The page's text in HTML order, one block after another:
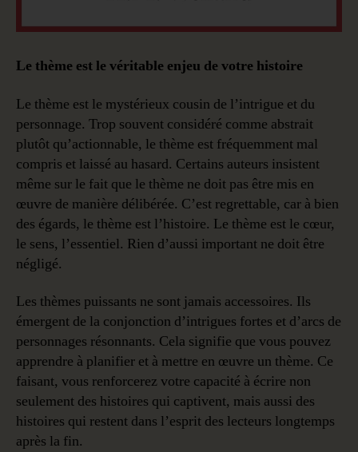
Le thème est le véritable enjeu de votre histoire
Le thème est le mystérieux cousin de l’intrigue et du
personnage. Trop souvent considéré comme abstrait
plutôt qu’actionnable, le thème est fréquemment mal
compris et laissé au hasard. Certains auteurs insistent
même sur le fait que le thème ne doit pas être mis en
œuvre de manière délibérée. C’est regrettable, car à bien
des égards, le thème est l’histoire. Le thème est le cœur,
le sens, l’essentiel. Rien d’aussi important ne doit être
négligé.
Les thèmes puissants ne sont jamais accessoires. Ils
émergent de la conjonction d’intrigues fortes et d’arcs de
personnages résonnants. Cela signifie que vous pouvez
apprendre à planifier et à mettre en œuvre un thème. Ce
faisant, vous renforcerez votre capacité à écrire non
seulement des histoires qui captivent, mais aussi des
histoires qui restent dans l’esprit des lecteurs longtemps
après la fin.